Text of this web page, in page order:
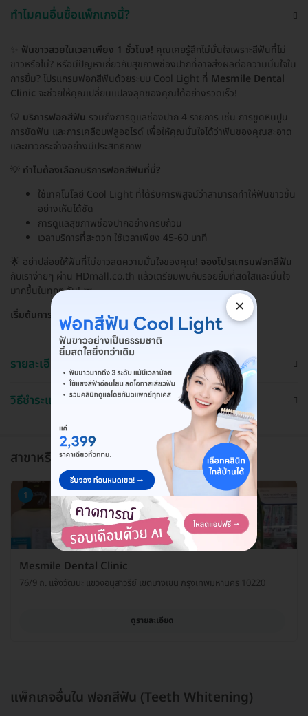
ทำไมคนอื่นซื้อแพ็กเกจนี้?
ฟันขาวสวยในเวลาเพียง 1 ชั่วโมง! คุณเคยรู้สึกไม่มั่นใจเพราะสีฟันที่ไม่
ขาวหรือไม่? หรือมีปัญหาเกี่ยวกับสุขภาพช่องปากที่อาจส่งผลต่อความมั่นใจใน
การยิ้ม? โปรแกรมฟอกสีฟันด้วยระบบ Cool Light ที่ Mesmile Dental
Clinic จะช่วยให้คุณเปลี่ยนแปลงลุคของคุณได้อย่างรวดเร็ว!
🦷 บริการฟอกสีฟัน รวมถึงการดูแลช่องปาก 4 รายการ เช่น การขูดหินปูน
การขัดฟัน และการเคลือบฟลูออไรด์ เพื่อให้คุณมั่นใจได้ว่าฟันของคุณสะอาด
และขาวกระจ่างอย่างมีประสิทธิภาพ
💡 ทำไมต้องเลือกบริการฟอกสีฟันที่นี่?
ใช้เทคโนโลยี Cool Light ที่ได้รับการพิสูจน์ว่าสามารถทำให้ฟันขาวขึ้น
อย่างเห็นได้ชัด
การดูแลสุขภาพช่องปากอย่างครบถ้วน
เวลาบริการที่สะดวก ใช้เวลาเพียง 45-60 นาที
🌟 อย่าปล่อยให้ฟันที่ไม่ขาวลดความมั่นใจของคุณ! จองโปรแกรมฟอกสีฟัน
กับเราง่ายๆ ผ่าน HDmall.co.th แล้วเตรียมพบกับรอยยิ้มที่สดใสและมั่นใจ
มากขึ้นในทุกๆ วัน! 📅
เริ่มต้นการเปลี่ยนแปลงที่คุณต้องการได้เลย!
รายละเอียด
วิธีชำระและใช้งาน
สาขาหรือแผนกที่ให้บริการ
1
Mesmile Dental Clinic
76/9 ถ. แจ้งวัฒนะ แขวงอนุสาวรีย์ เขตบางเขน กรุงเทพมหานคร 10220
ดูรายละเอียด
แพ็กเกจอื่นใน ฟอกสีฟัน (Teeth Whitening)
×